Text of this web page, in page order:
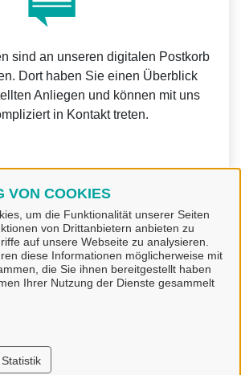
VON COOKIES
um die Funktionalität unserer Seiten
von Drittanbietern anbieten zu
auf unsere Webseite zu analysieren.
diese Informationen möglicherweise mit
die Sie ihnen bereitgestellt haben
Ihrer Nutzung der Dienste gesammelt
Statistik
sind an unseren digitalen Postkorb
Dort haben Sie einen Überblick
Anliegen und können mit uns
in Kontakt treten.
zur BundID finden Sie auf der
Seite des Bundes.
Laer